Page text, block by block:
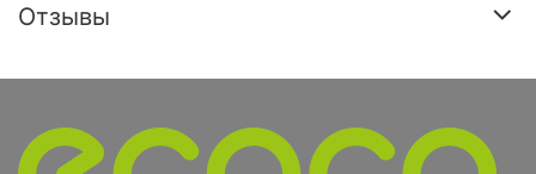
Отзывы